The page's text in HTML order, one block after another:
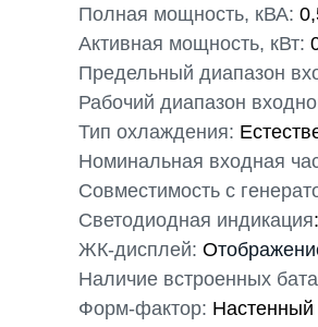
Полная мощность, кВА:
Активная мощность, кВт:
Предельный диапазон
Рабочий диапазон
Тип охлаждения:
Номинальная входная
Совместимость с
Светодиодная индикация
ЖК-дисплей: О
Наличие встроенных
Форм-фактор: Настенный